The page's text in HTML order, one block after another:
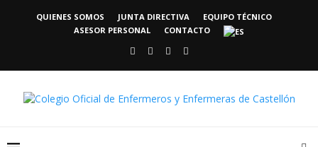
QUIENES SOMOS JUNTA DIRECTIVA
EQUIPO TÉCNICO
ASESOR PERSONAL
CONTACTO